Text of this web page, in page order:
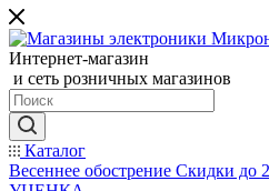
Интернет-магазин
и сеть розничных магазинов
Каталог
Весеннее обострение Скидки до